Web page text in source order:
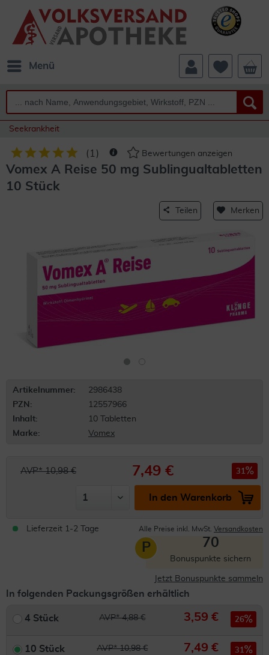
Menü
Seekrankheit
( 1 ) Bewertungen anzeigen
Vomex A Reise 50 mg Sublingualtabletten
10 Stück
Teilen Merken
Artikelnummer:
2986438
PZN:
12557966
Inhalt:
10 Tabletten
Marke:
Vomex
AVP* 10,98 € 7,49 € 31
In den Warenkorb
Lieferzeit 1-2 Tage Alle Preise inkl. MwSt. Versandkosten
P 70
Bonuspunkte sichern
Jetzt Bonuspunkte sammeln
In folgenden Packungsgrößen erhältlich
4 Stück AVP* 4,88 € 3,59 € 26
10 Stück AVP* 10,98 € 7,49 € 31